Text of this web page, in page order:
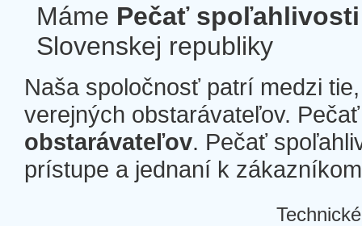
Máme Pečať spoľahlivosti
Slovenskej republiky
Naša spoločnosť patrí medzi
verejných obstarávateľov.
obstarávateľov. Pečať
prístupe a jednaní k